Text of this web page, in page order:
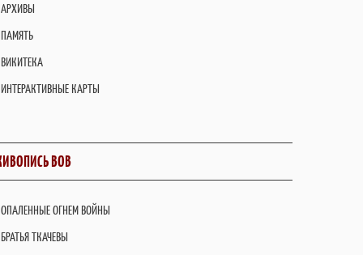
АРХИВЫ
ПАМЯТЬ
ВИКИТЕКА
ИНТЕРАКТИВНЫЕ КАРТЫ
ВОВ
ОПАЛЕННЫЕ ОГНЕМ ВОЙНЫ
БРАТЬЯ ТКАЧЕВЫ